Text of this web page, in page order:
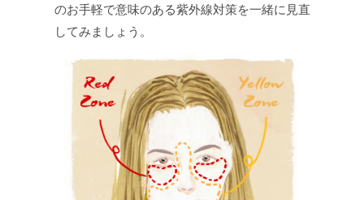
のお手軽で意味のある紫外線対策を一緒に見直
してみましょう。